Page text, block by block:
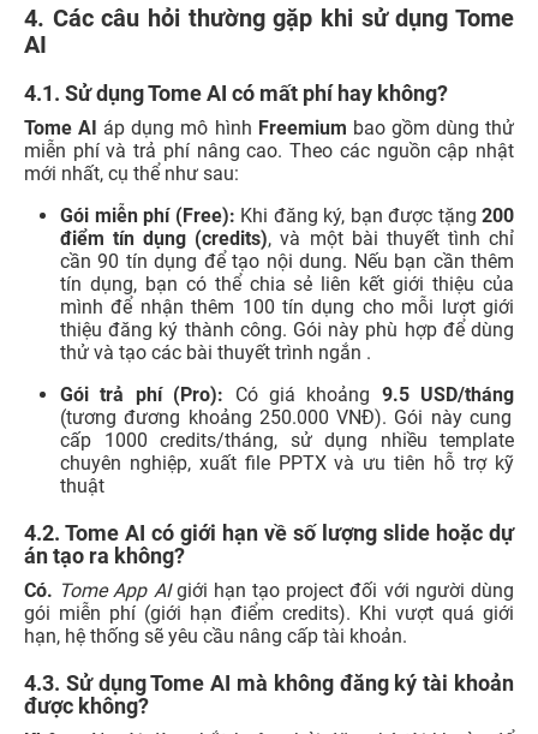
4. Các câu hỏi thường gặp khi sử dụng Tome
AI
4.1. Sử dụng Tome AI có mất phí hay không?
Tome AI áp dụng mô hình Freemium bao gồm dùng thử
miễn phí và trả phí nâng cao. Theo các nguồn cập nhật
mới nhất, cụ thể như sau:
Gói miễn phí (Free): Khi đăng ký, bạn được tặng 200
điểm tín dụng (credits), và một bài thuyết tình chỉ
cần 90 tín dụng để tạo nội dung. Nếu bạn cần thêm
tín dụng, bạn có thể chia sẻ liên kết giới thiệu của
mình để nhận thêm 100 tín dụng cho mỗi lượt giới
thiệu đăng ký thành công. Gói này phù hợp để dùng
thử và tạo các bài thuyết trình ngắn .
Gói trả phí (Pro): Có giá khoảng 9.5 USD/tháng
(tương đương khoảng 250.000 VNĐ). Gói này cung
cấp 1000 credits/tháng, sử dụng nhiều template
chuyên nghiệp, xuất file PPTX và ưu tiên hỗ trợ kỹ
thuật
4.2. Tome AI có giới hạn về số lượng slide hoặc dự
án tạo ra không?
Có. Tome App AIgiới hạn tạo project đối với người dùng
gói miễn phí (giới hạn điểm credits). Khi vượt quá giới
hạn, hệ thống sẽ yêu cầu nâng cấp tài khoản.
4.3. Sử dụng Tome AI mà không đăng ký tài khoản
được không?